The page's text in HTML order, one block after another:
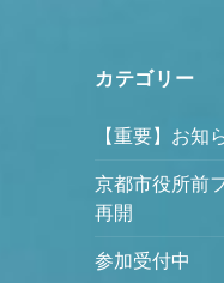
カテゴリー
【重要】お知
京都市役所前
再開
参加受付中